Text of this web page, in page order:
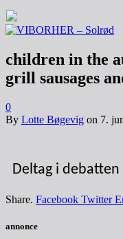
children in the
grill sausages
0
By Lotte Bøgevig on 7.
Deltag i debatten
Share. Facebook Twitter
annonce